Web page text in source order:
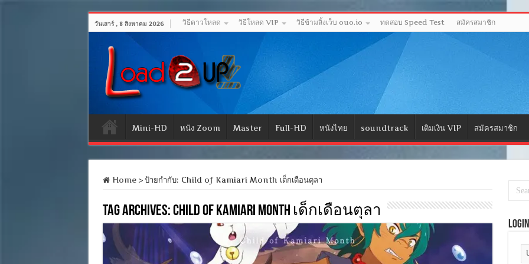
วันเสาร์ , 8 สิงหาคม 2026 วิธีดาวโหลด วิธีโหลด VIP วิธีข้ามลิ้งเว็บ ouo.io ทดสอบ Speed Test สมัครสมาชิก
Mini-HD หนัง Zoom Master Full-HD หนังไทย soundtrack เติมเงิน VIP สมัครสมาชิก
Home > ป้ายกำกับ: Child of Kamiari Month เด็กเดือนตุลา
Tag Archives:Child of Kamiari Month เด็กเดือนตุลา
Login